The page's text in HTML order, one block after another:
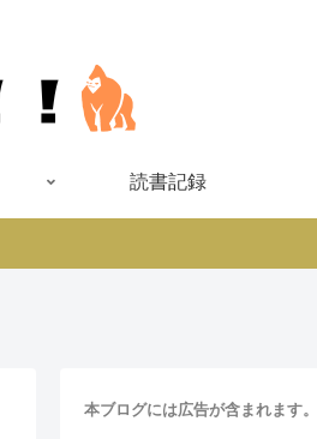
読書記録
本ブログには広告が含まれます。